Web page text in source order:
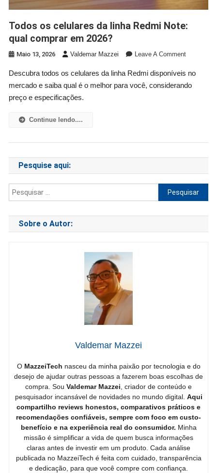
Todos os celulares da linha Redmi Note:
qual comprar em 2026?
Maio 13, 2026 Valdemar Mazzei Leave A CommentOn
Os
Celulares
Descubra todos os celulares da linha Redmi disponíveis no
mercado e saiba qual é o melhor para você, considerando
preço e especificações.
Continue lendo....
Pesquise aqui:
Pesquisar
por:
Sobre o Autor:
Valdemar Mazzei
O MazzeiTech nasceu da minha paixão por tecnologia e do
desejo de ajudar outras pessoas a fazerem boas escolhas de
compra. Sou Valdemar Mazzei, criador de conteúdo e
pesquisador incansável de novidades no mundo digital. Aqui
compartilho reviews honestos, comparativos práticos e
recomendações confiáveis, sempre com foco em custo-
benefício e na experiência real do consumidor. Minha
missão é simplificar a vida de quem busca informações
claras antes de investir em um produto. Cada análise
publicada no MazzeiTech é feita com cuidado, transparência
e dedicação, para que você compre com confiança.